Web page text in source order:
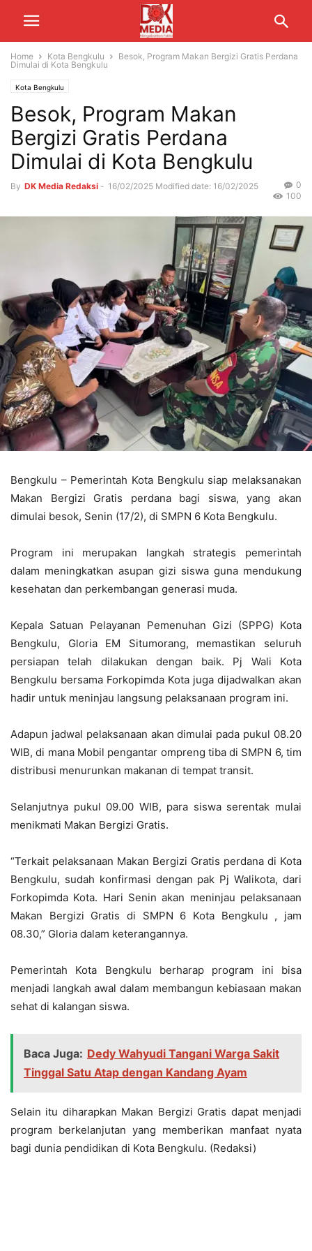
Home Kota Bengkulu
Besok, Program Makan Bergizi Gratis Perdana
Dimulai di Kota Bengkulu
Kota Bengkulu
Besok, Program Makan
Bergizi Gratis Perdana
Dimulai di Kota Bengkulu
By DK Media Redaksi - 16/02/2025 Modified date: 16/02/2025
0
100
Bengkulu – Pemerintah Kota Bengkulu siap melaksanakan
Makan Bergizi Gratis perdana bagi siswa, yang akan
dimulai besok, Senin (17/2), di SMPN 6 Kota Bengkulu.
Program ini merupakan langkah strategis pemerintah
dalam meningkatkan asupan gizi siswa guna mendukung
kesehatan dan perkembangan generasi muda.
Kepala Satuan Pelayanan Pemenuhan Gizi (SPPG) Kota
Bengkulu, Gloria EM Situmorang, memastikan seluruh
persiapan telah dilakukan dengan baik. Pj Wali Kota
Bengkulu bersama Forkopimda Kota juga dijadwalkan akan
hadir untuk meninjau langsung pelaksanaan program ini.
Adapun jadwal pelaksanaan akan dimulai pada pukul 08.20
WIB, di mana Mobil pengantar ompreng tiba di SMPN 6, tim
distribusi menurunkan makanan di tempat transit.
Selanjutnya pukul 09.00 WIB, para siswa serentak mulai
menikmati Makan Bergizi Gratis.
“Terkait pelaksanaan Makan Bergizi Gratis perdana di Kota
Bengkulu, sudah konfirmasi dengan pak Pj Walikota, dari
Forkopimda Kota. Hari Senin akan meninjau pelaksanaan
Makan Bergizi Gratis di SMPN 6 Kota Bengkulu , jam
08.30,” Gloria dalam keterangannya.
Pemerintah Kota Bengkulu berharap program ini bisa
menjadi langkah awal dalam membangun kebiasaan makan
sehat di kalangan siswa.
Baca Juga: Dedy Wahyudi Tangani Warga Sakit
Tinggal Satu Atap dengan Kandang Ayam
Selain itu diharapkan Makan Bergizi Gratis dapat menjadi
program berkelanjutan yang memberikan manfaat nyata
bagi dunia pendidikan di Kota Bengkulu. (Redaksi)